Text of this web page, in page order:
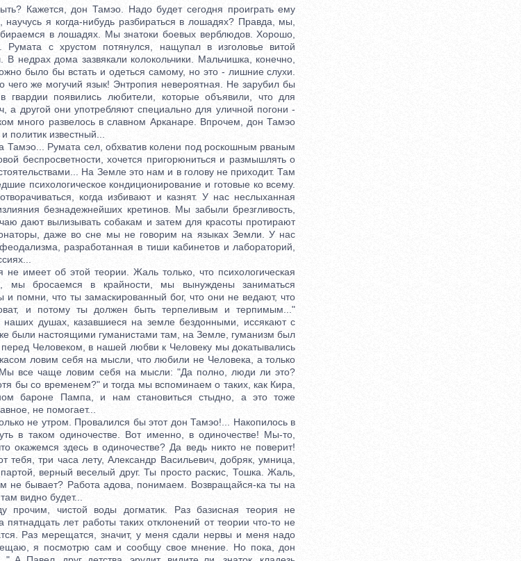
Кажется, дон Тамэо. Надо будет сегодня проиграть ему
научусь я когда-нибудь разбираться в лошадях? Правда, мы,
в лошадях. Мы знатоки боевых верблюдов. Хорошо,
с хрустом потянулся, нащупал в изголовье витой
недрах дома зазвякали колокольчики. Мальчишка, конечно,
было бы встать и одеться самому, но это - лишние слухи.
же могучий язык! Энтропия невероятная. Не зарубил бы
появились любители, которые объявили, что для
а другой они употребляют специально для уличной погони -
много развелось в славном Арканаре. Впрочем, дон Тамэо
политик известный...
Румата сел, обхватив колени под роскошным рваным
беспросветности, хочется пригорюниться и размышлять о
На Земле это нам и в голову не приходит. Там
психологическое кондиционирование и готовые ко всему.
когда избивают и казнят. У нас неслыханная
безнадежнейших кретинов. Мы забыли брезгливость,
дают вылизывать собакам и затем для красоты протирают
даже во сне мы не говорим на языках Земли. У нас
разработанная в тиши кабинетов и лабораторий,
имеет об этой теории. Жаль только, что психологическая
мы бросаемся в крайности, мы вынуждены заниматься
и помни, что ты замаскированный бог, что они не ведают, что
и потому ты должен быть терпеливым и терпимым..."
наших душах, казавшиеся на земле бездонными, иссякают с
были настоящими гуманистами там, на Земле, гуманизм был
Человеком, в нашей любви к Человеку мы докатывались
ловим себя на мысли, что любили не Человека, а только
все чаще ловим себя на мысли: "Да полно, люди ли это?
бы со временем?" и тогда мы вспоминаем о таких, как Кира,
бароне Пампа, и нам становиться стыдно, а это тоже
не помогает...
не утром. Провалился бы этот дон Тамэо!... Накопилось в
в таком одиночестве. Вот именно, в одиночестве! Мы-то,
окажемся здесь в одиночестве? Да ведь никто не поверит!
тебя, три часа лету, Александр Васильевич, добряк, умница,
верный веселый друг. Ты просто раскис, Тошка. Жаль,
не бывает? Работа адова, понимаем. Возвращайся-ка ты на
видно будет...
чистой воды догматик. Раз базисная теория не
лет работы таких отклонений от теории что-то не
Раз мерещатся, значит, у меня сдали нервы и меня надо
я посмотрю сам и сообщу свое мнение. Но пока, дон